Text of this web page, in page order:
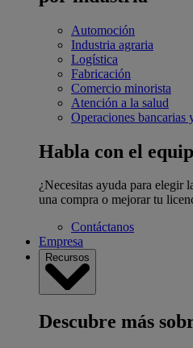
Automoción
Industria agraria
Logística
Fabricación
Comercio minorista
Atención a la salud
Operaciones bancarias
Habla con el
¿Necesitas ayuda para elegir
una compra o mejorar tu
Contáctanos
Empresa
Recursos
Descubre más